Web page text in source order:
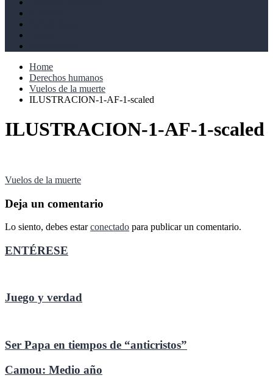
Home
Derechos humanos
Vuelos de la muerte
ILUSTRACION-1-AF-1-scaled
ILUSTRACION-1-AF-1-scaled
Navegación
de
entradas
Vuelos de la muerte
Deja un comentario
Lo siento, debes estarconectado para publicar un comentario.
ENTÉRESE
Juego y verdad
Ser Papa en tiempos de “anticristos”
Camou: Medio año